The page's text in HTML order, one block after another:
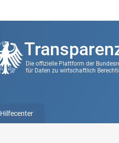
Die offizielle Plattform der
für Daten zu wirtschaftlich
Hilfecenter